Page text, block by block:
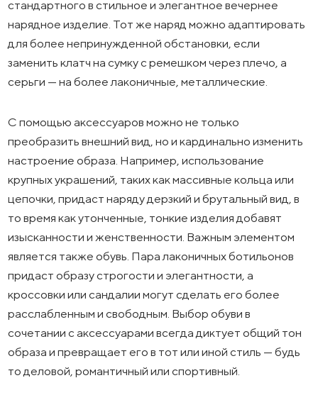
стандартного в стильное и элегантное вечернее
нарядное изделие. Тот же наряд можно адаптировать
для более непринужденной обстановки, если
заменить клатч на сумку с ремешком через плечо, а
серьги — на более лаконичные, металлические.
С помощью аксессуаров можно не только
преобразить внешний вид, но и кардинально изменить
настроение образа. Например, использование
крупных украшений, таких как массивные кольца или
цепочки, придаст наряду дерзкий и брутальный вид, в
то время как утонченные, тонкие изделия добавят
изысканности и женственности. Важным элементом
является также обувь. Пара лаконичных ботильонов
придаст образу строгости и элегантности, а
кроссовки или сандалии могут сделать его более
расслабленным и свободным. Выбор обуви в
сочетании с аксессуарами всегда диктует общий тон
образа и превращает его в тот или иной стиль — будь
то деловой, романтичный или спортивный.